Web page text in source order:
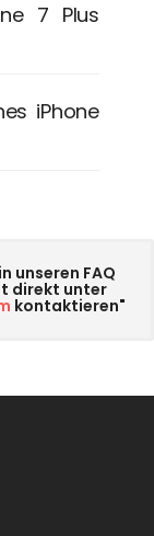
7 Plus
iPhone
unseren FAQ
direkt unter
kontaktieren"